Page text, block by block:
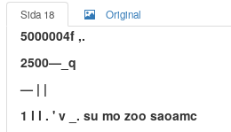
Sida 18 Original
5000004f ,.
2500—_q
— | |
1 l l . ' v _. su mo zoo saoamc